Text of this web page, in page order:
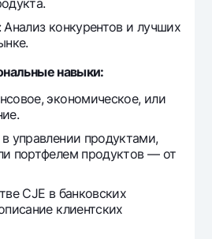
Анализ конкурентов и лучших
навыки:
экономическое, или
управлении продуктами,
портфелем продуктов — от
CJE в банковских
клиентских